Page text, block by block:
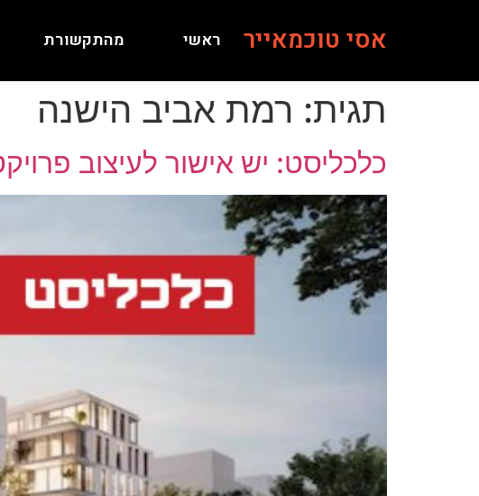
אסי טוכמאייר ראשי מהתקשורת
תגית: רמת אביב הישנה
כלכליסט: יש אישור לעיצוב פרויקט ברודצקי 33-39